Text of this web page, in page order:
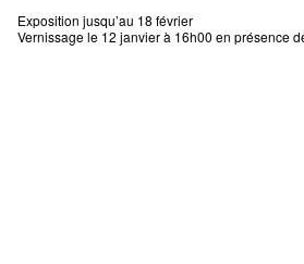
Exposition jusqu’au 18 février
Vernissage le 12 janvier à 16h00 en présence